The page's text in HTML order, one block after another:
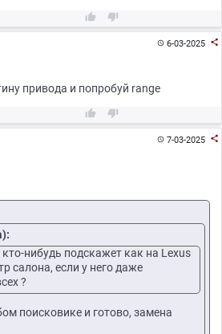
 
6-03-2025 
привода и попробуй range
 
7-03-2025 
нибудь подскажет как на Lexus
салона, если у него даже
?
поисковике и готово, замена